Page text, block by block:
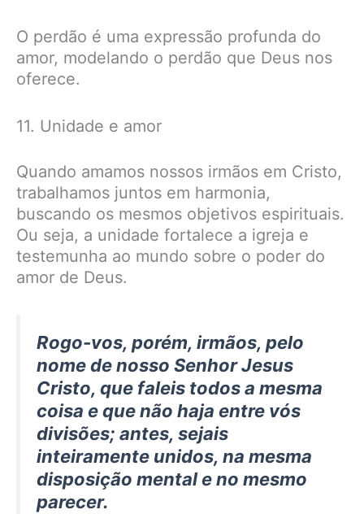
O perdão é uma expressão profunda do
amor, modelando o perdão que Deus nos
oferece.
11. Unidade e amor
Quando amamos nossos irmãos em Cristo,
trabalhamos juntos em harmonia,
buscando os mesmos objetivos espirituais.
Ou seja, a unidade fortalece a igreja e
testemunha ao mundo sobre o poder do
amor de Deus.
Rogo-vos, porém, irmãos, pelo
nome de nosso Senhor Jesus
Cristo, que faleis todos a mesma
coisa e que não haja entre vós
divisões; antes, sejais
inteiramente unidos, na mesma
disposição mental e no mesmo
parecer.